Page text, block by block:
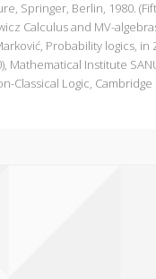
Springer, Berlin, 1980.
Calculus and MV-
Probability logics,
Mathematical Institute
Classical Logic,